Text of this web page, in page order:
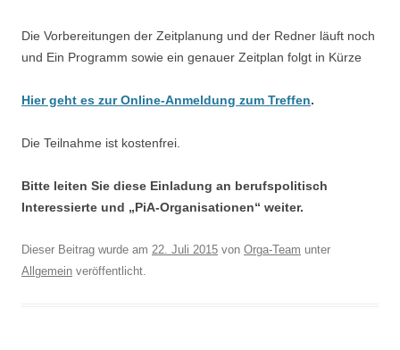
Die Vorbereitungen der Zeitplanung und der Redner läuft noch
und Ein Programm sowie ein genauer Zeitplan folgt in Kürze
Hier geht es zur Online-Anmeldung zum Treffen.
Die Teilnahme ist kostenfrei.
Bitte leiten Sie diese Einladung an berufspolitisch
Interessierte und „PiA-Organisationen“ weiter.
Dieser Beitrag wurde am 22. Juli 2015 von Orga-Team unter
Allgemein veröffentlicht.